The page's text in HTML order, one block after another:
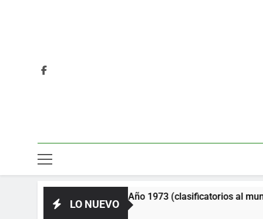
LO NUEVO
la Unión Soviética. Año 1973 (clasificatorios al mundial